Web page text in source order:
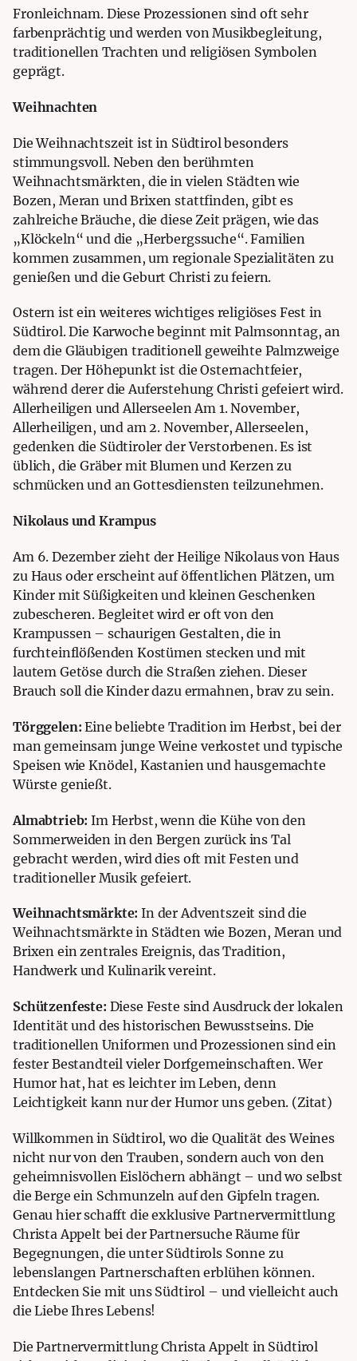
Fronleichnam. Diese Prozessionen sind oft sehr
farbenprächtig und werden von Musikbegleitung,
traditionellen Trachten und religiösen Symbolen
geprägt.
Weihnachten
Die Weihnachtszeit ist in Südtirol besonders
stimmungsvoll. Neben den berühmten
Weihnachtsmärkten, die in vielen Städten wie
Bozen, Meran und Brixen stattfinden, gibt es
zahlreiche Bräuche, die diese Zeit prägen, wie das
„Klöckeln“ und die „Herbergssuche“. Familien
kommen zusammen, um regionale Spezialitäten zu
genießen und die Geburt Christi zu feiern.
Ostern ist ein weiteres wichtiges religiöses Fest in
Südtirol. Die Karwoche beginnt mit Palmsonntag, an
dem die Gläubigen traditionell geweihte Palmzweige
tragen. Der Höhepunkt ist die Osternachtfeier,
während derer die Auferstehung Christi gefeiert wird.
Allerheiligen und Allerseelen Am 1. November,
Allerheiligen, und am 2. November, Allerseelen,
gedenken die Südtiroler der Verstorbenen. Es ist
üblich, die Gräber mit Blumen und Kerzen zu
schmücken und an Gottesdiensten teilzunehmen.
Nikolaus und Krampus
Am 6. Dezember zieht der Heilige Nikolaus von Haus
zu Haus oder erscheint auf öffentlichen Plätzen, um
Kinder mit Süßigkeiten und kleinen Geschenken
zubescheren. Begleitet wird er oft von den
Krampussen – schaurigen Gestalten, die in
furchteinflößenden Kostümen stecken und mit
lautem Getöse durch die Straßen ziehen. Dieser
Brauch soll die Kinder dazu ermahnen, brav zu sein.
Törggelen: Eine beliebte Tradition im Herbst, bei der
man gemeinsam junge Weine verkostet und typische
Speisen wie Knödel, Kastanien und hausgemachte
Würste genießt.
Almabtrieb: Im Herbst, wenn die Kühe von den
Sommerweiden in den Bergen zurück ins Tal
gebracht werden, wird dies oft mit Festen und
traditioneller Musik gefeiert.
Weihnachtsmärkte: In der Adventszeit sind die
Weihnachtsmärkte in Städten wie Bozen, Meran und
Brixen ein zentrales Ereignis, das Tradition,
Handwerk und Kulinarik vereint.
Schützenfeste: Diese Feste sind Ausdruck der lokalen
Identität und des historischen Bewusstseins. Die
traditionellen Uniformen und Prozessionen sind ein
fester Bestandteil vieler Dorfgemeinschaften. Wer
Humor hat, hat es leichter im Leben, denn
Leichtigkeit kann nur der Humor uns geben. (Zitat)
Willkommen in Südtirol, wo die Qualität des Weines
nicht nur von den Trauben, sondern auch von den
geheimnisvollen Eislöchern abhängt – und wo selbst
die Berge ein Schmunzeln auf den Gipfeln tragen.
Genau hier schafft die exklusive Partnervermittlung
Christa Appelt bei der Partnersuche Räume für
Begegnungen, die unter Südtirols Sonne zu
lebenslangen Partnerschaften erblühen können.
Entdecken Sie mit uns Südtirol – und vielleicht auch
die Liebe Ihres Lebens!
Die Partnervermittlung Christa Appelt in Südtirol